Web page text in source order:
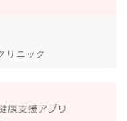
リニック